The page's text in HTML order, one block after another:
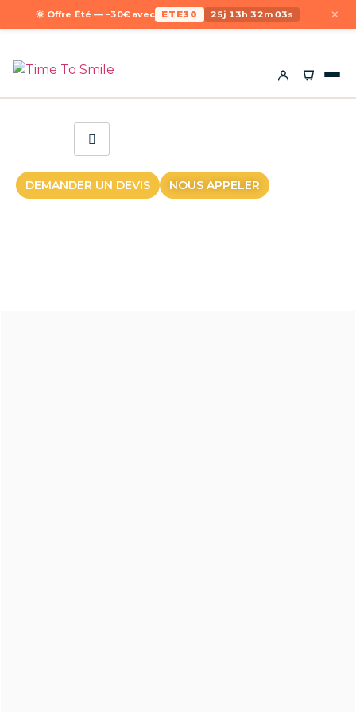
🌞 Offre Été — −30€ avec ETE30 25j 13h 32m 03s ×
DEMANDER UN DEVIS NOUS APPELER